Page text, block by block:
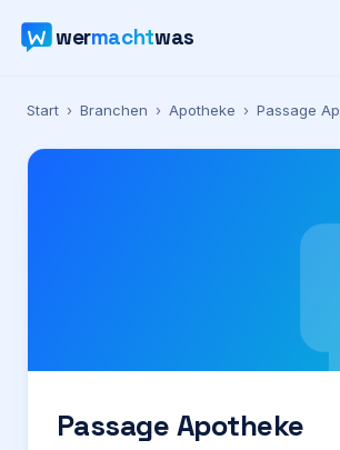
wermachtwas
Verzeichnis
Karte
Preise
Start › Branchen › Apotheke › Passage
Passage Apotheke